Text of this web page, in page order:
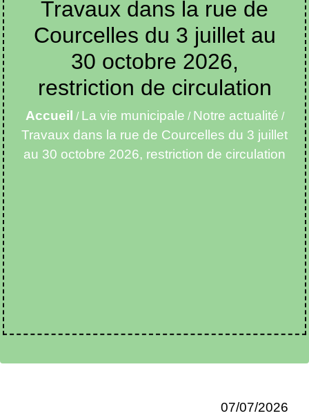
Travaux dans la rue de
Courcelles du 3 juillet au
30 octobre 2026,
restriction de circulation
Accueil / La vie municipale / Notre actualité /
Travaux dans la rue de Courcelles du 3 juillet
au 30 octobre 2026, restriction de circulation
07/07/2026